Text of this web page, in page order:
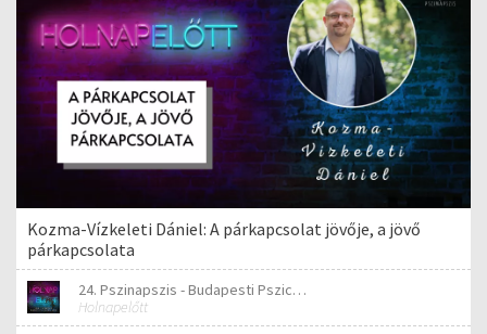
Kozma-Vízkeleti Dániel: A párkapcsolat jövője, a jövő
párkapcsolata
24. Pszinapszis - Budapesti Pszichológiai Napok
Holnapelőtt